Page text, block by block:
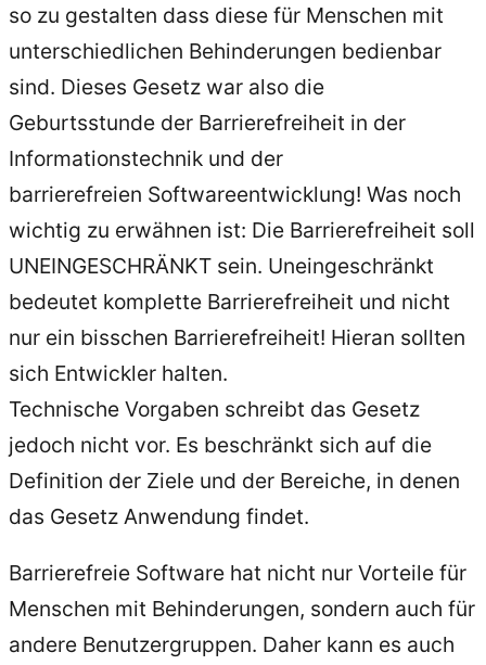
so zu gestalten dass diese für Menschen mit
unterschiedlichen Behinderungen bedienbar
sind. Dieses Gesetz war also die
Geburtsstunde der Barrierefreiheit in der
Informationstechnik und der
barrierefreien Softwareentwicklung! Was noch
wichtig zu erwähnen ist: Die Barrierefreiheit soll
UNEINGESCHRÄNKT sein. Uneingeschränkt
bedeutet komplette Barrierefreiheit und nicht
nur ein bisschen Barrierefreiheit! Hieran sollten
sich Entwickler halten.
Technische Vorgaben schreibt das Gesetz
jedoch nicht vor. Es beschränkt sich auf die
Definition der Ziele und der Bereiche, in denen
das Gesetz Anwendung findet.
Barrierefreie Software hat nicht nur Vorteile für
Menschen mit Behinderungen, sondern auch für
andere Benutzergruppen. Daher kann es auch